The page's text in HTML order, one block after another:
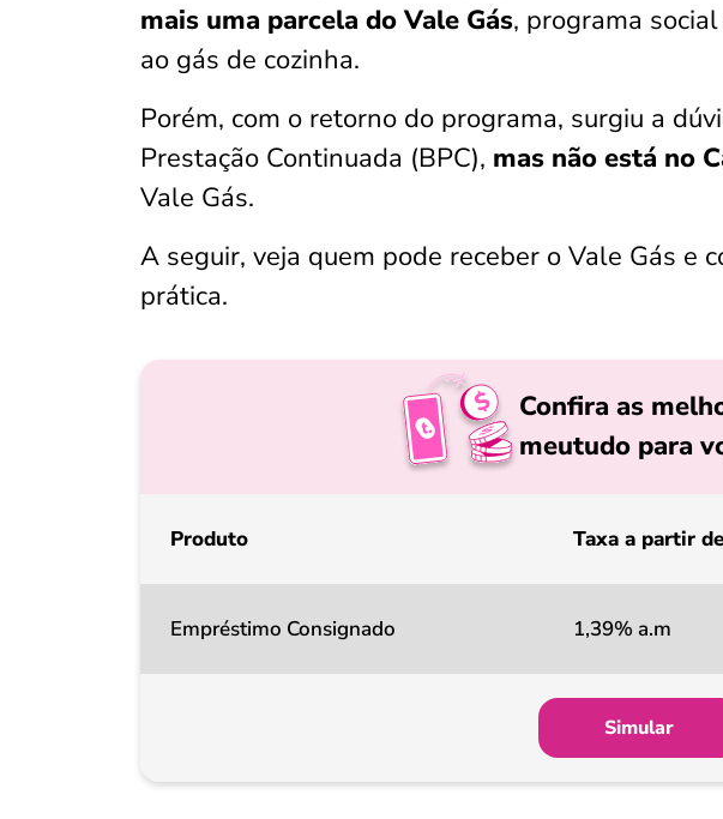
mais uma parcela do Vale Gás, programa
ao gás de cozinha.
Porém, com o retorno do programa, surgiu a
Prestação Continuada (BPC), mas não está no
Vale Gás.
A seguir, veja quem pode receber o Vale Gás e
prática.
Confira as
meutudo para
Produto Taxa a partir de
Empréstimo Consignado 1,39% a.m
Simular